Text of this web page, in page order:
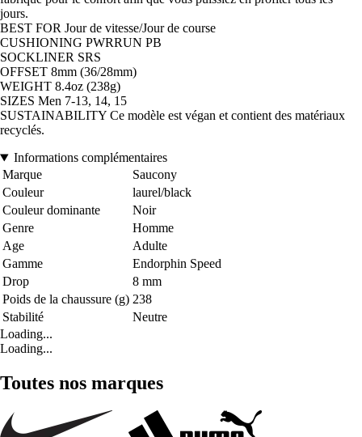
jours.
BEST FOR Jour de vitesse/Jour de course
CUSHIONING PWRRUN PB
SOCKLINER SRS
OFFSET 8mm (36/28mm)
WEIGHT 8.4oz (238g)
SIZES Men 7-13, 14, 15
SUSTAINABILITY Ce modèle est végan et contient des matériaux
recyclés.
Informations complémentaires
Marque
Saucony
Couleur
laurel/black
Couleur dominante
Noir
Genre
Homme
Age
Adulte
Gamme
Endorphin Speed
Drop
8 mm
Poids de la chaussure (g) 238
Stabilité
Neutre
Loading...
Loading...
Toutes nos marques